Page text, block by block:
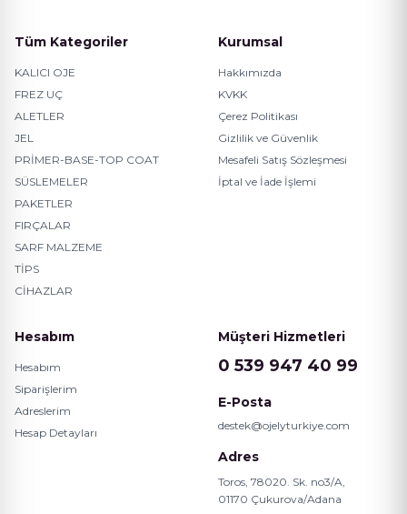
Tüm Kategoriler
KALICI OJE
FREZ UÇ
ALETLER
JEL
PRİMER-BASE-TOP COAT
SÜSLEMELER
PAKETLER
FIRÇALAR
SARF MALZEME
TİPS
CİHAZLAR
Kurumsal
Hakkımızda
KVKK
Çerez Politikası
Gizlilik ve Güvenlik
Mesafeli Satış Sözleşmesi
İptal ve İade İşlemi
Hesabım
Hesabım
Siparişlerim
Adreslerim
Hesap Detayları
Müşteri Hizmetleri
0 539 947 40 99
E-Posta
destek@ojelyturkiye.com
Adres
Toros, 78020. Sk. no3/A,
01170 Çukurova/Adana